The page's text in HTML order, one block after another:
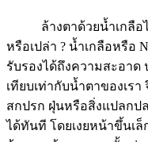
ล้างตาด้วยน้ำเกลือได้
หรือเปล่า ? น้ำเกลือหรือ
รับรองได้ถึงความสะอาด
เทียบเท่ากับน้ำตาของเร
สกปรก ฝุ่นหรือสิ่งแปลกป
ได้ทันที โดยเงยหน้าขึ้นเ